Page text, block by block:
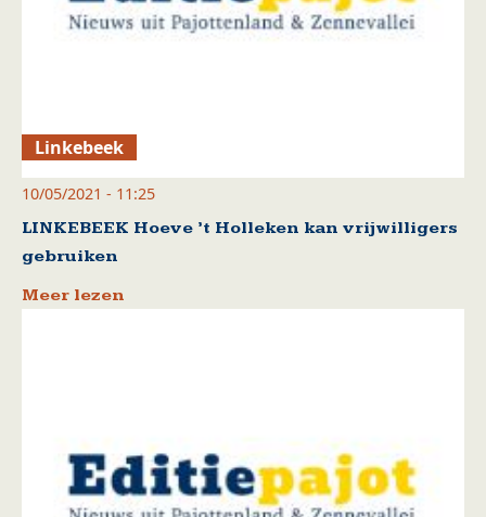
Linkebeek
10/05/2021 - 11:25
LINKEBEEK Hoeve ’t Holleken kan vrijwilligers
gebruiken
Meer lezen